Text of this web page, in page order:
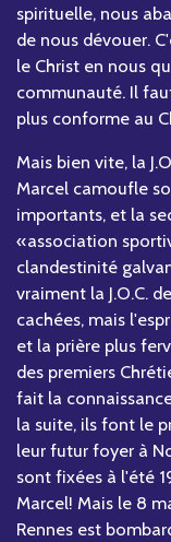
spirituelle, nous
de nous dévouer.
le Christ en nous
communauté. Il
plus conforme au
Mais bien vite, la
Marcel camoufle
importants, et la
«association
clandestinité
vraiment la J.O.C.
cachées, mais
et la prière plus
des premiers
fait la
la suite, ils font le
leur futur foyer à
sont fixées à l'été
Marcel! Mais le 8
Rennes est